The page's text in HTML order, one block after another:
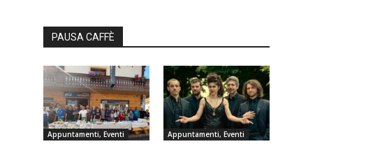
PAUSA CAFFÈ
Appuntamenti, Eventi Appuntamenti, Eventi